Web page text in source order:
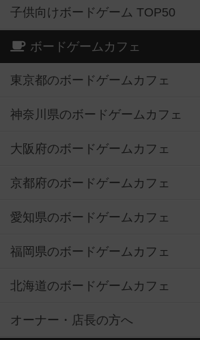
子供向けボードゲーム TOP50
ボードゲームカフェ
東京都のボードゲームカフェ
神奈川県のボードゲームカフェ
大阪府のボードゲームカフェ
京都府のボードゲームカフェ
愛知県のボードゲームカフェ
福岡県のボードゲームカフェ
北海道のボードゲームカフェ
オーナー・店長の方へ